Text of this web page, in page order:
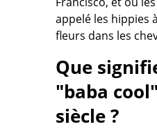
appelé les hippies
fleurs dans les
Que
"baba
siècle ?